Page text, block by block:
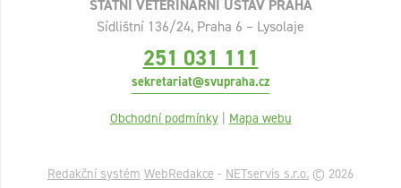
STÁTNÍ VETERINÁRNÍ ÚSTAV PRAHA
Sídlištní 136/24, Praha 6 – Lysolaje
251 031 111
sekretariat@svupraha.cz
Obchodní podmínky | Mapa webu
Redakční systém WebRedakce - NETservis s.r.o. © 2026